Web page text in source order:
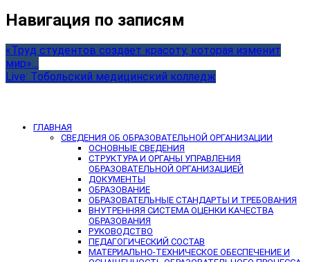
Навигация по записям
«Труд студентов создает красоту, которая изменит
мир»…
Live: Тобольский медицинский колледж
ГЛАВНАЯ
СВЕДЕНИЯ ОБ ОБРАЗОВАТЕЛЬНОЙ ОРГАНИЗАЦИИ
ОСНОВНЫЕ СВЕДЕНИЯ
СТРУКТУРА И ОРГАНЫ УПРАВЛЕНИЯ
ОБРАЗОВАТЕЛЬНОЙ ОРГАНИЗАЦИЕЙ
ДОКУМЕНТЫ
ОБРАЗОВАНИЕ
ОБРАЗОВАТЕЛЬНЫЕ СТАНДАРТЫ И ТРЕБОВАНИЯ
ВНУТРЕННЯЯ СИСТЕМА ОЦЕНКИ КАЧЕСТВА
ОБРАЗОВАНИЯ
РУКОВОДСТВО
ПЕДАГОГИЧЕСКИЙ СОСТАВ
МАТЕРИАЛЬНО-ТЕХНИЧЕСКОЕ ОБЕСПЕЧЕНИЕ И